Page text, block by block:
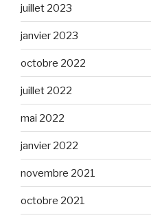
juillet 2023
janvier 2023
octobre 2022
juillet 2022
mai 2022
janvier 2022
novembre 2021
octobre 2021